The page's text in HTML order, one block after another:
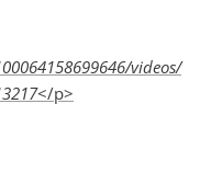
videos/
</p>